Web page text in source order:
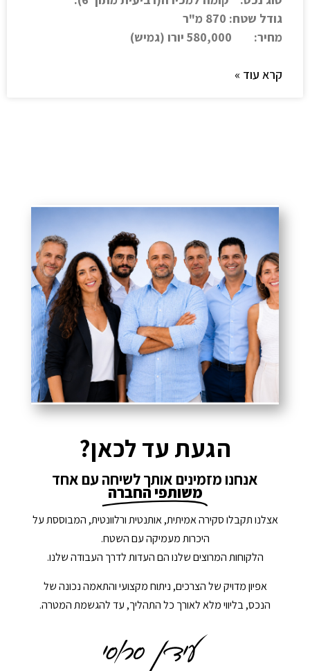
גודל שטח: 870 מ"ר
מחיר: 580,000 יורו (גמיש)
קרא עוד »
הגעת עד לכאן?
אנחנו מזמינים אותך לשיחה עם אחד
משותפי החברה
אצלנו תקבלו סקירה אמיתית, אותנטית ורלוונטית, המבוססת על
היכרות מעמיקה עם השטח.
הלקוחות המרוצים שלנו הם העדות לדרך העבודה שלנו.
אפיון מדויק של הצרכים, ניתוח מקצועי והתאמה נכונה של
הנכס, בליווי מלא לאורך כל התהליך, עד להגשמת המטרה.